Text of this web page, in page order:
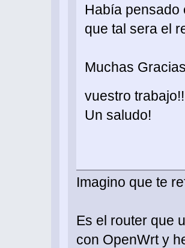
Había pensado
que tal sera el
Muchas
vuestro
Un saludo!
Imagino que te
Es el router que
con OpenWrt y